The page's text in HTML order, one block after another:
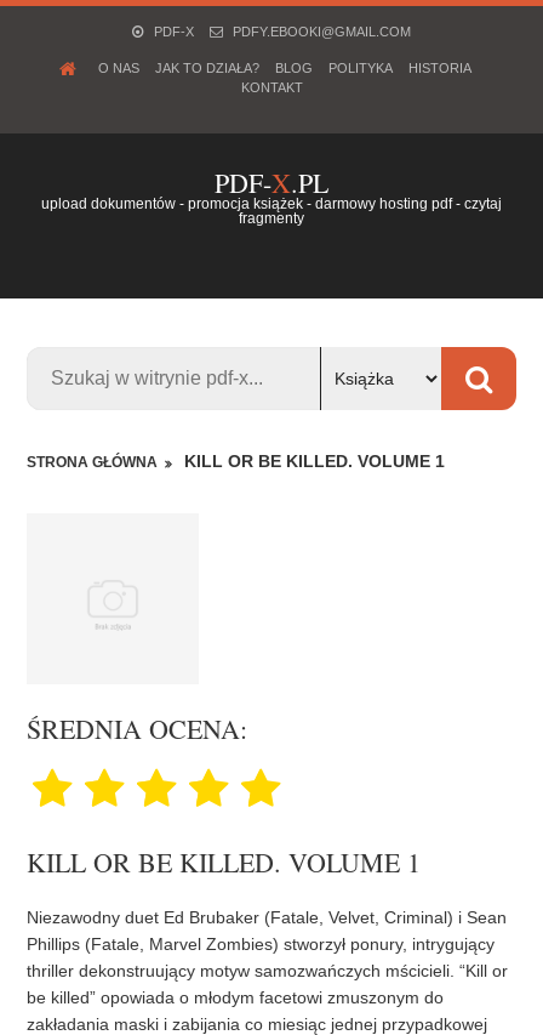
PDF-X PDFY.EBOOKI@GMAIL.COM
O NAS JAK TO DZIAŁA? BLOG POLITYKA
HISTORIA
KONTAKT
PDF-X.PL
upload dokumentów - promocja książek - darmowy hosting pdf - czytaj
fragmenty
STRONA GŁÓWNA KILL OR BE KILLED. VOLUME 1
ŚREDNIA OCENA:
KILL OR BE KILLED. VOLUME 1
Niezawodny duet Ed Brubaker (Fatale, Velvet, Criminal) i Sean
Phillips (Fatale, Marvel Zombies) stworzył ponury, intrygujący
thriller dekonstruujący motyw samozwańczych mścicieli. “Kill or
be killed” opowiada o młodym facetowi zmuszonym do
zakładania maski i zabijania co miesiąc jednej przypadkowej